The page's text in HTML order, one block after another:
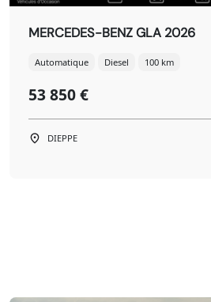
MERCEDES-BENZ GLA 2026
Automatique Diesel 100 km
53 850 €
DIEPPE